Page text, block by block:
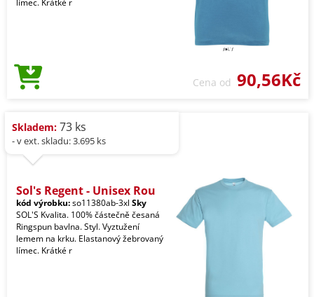
límec. Krátké r
Cena od 90,56Kč
Skladem: 73 ks
- v ext. skladu: 3.695 ks
Sol's Regent - Unisex Rou
kód výrobku:so11380ab-3xl Sky
SOL'S Kvalita. 100% částečně česaná
Ringspun bavlna. Styl. Vyztužení
lemem na krku. Elastanový žebrovaný
límec. Krátké r